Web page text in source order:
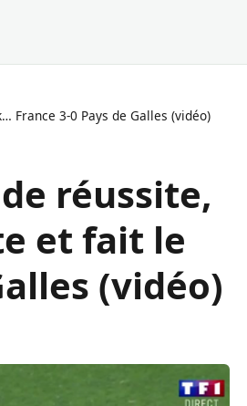
France 3-0 Pays de Galles (vidéo)
réussite,
et fait le
(vidéo)